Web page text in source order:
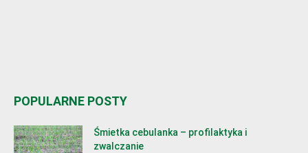
POPULARNE POSTY
Śmietka cebulanka – profilaktyka i
zwalczanie